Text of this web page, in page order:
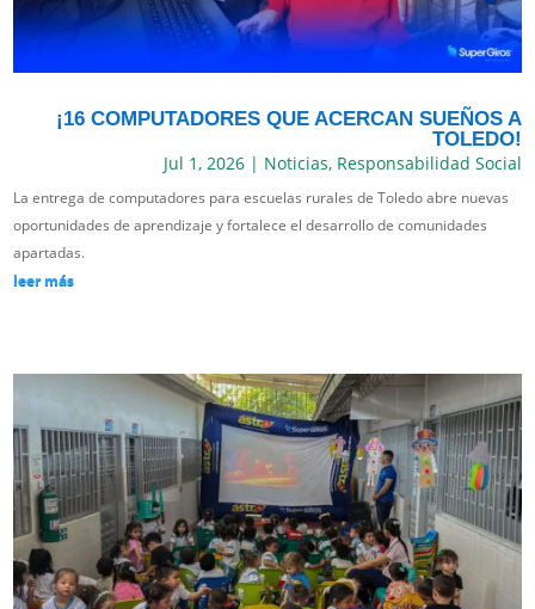
¡16 COMPUTADORES QUE ACERCAN SUEÑOS A
TOLEDO!
Jul 1, 2026| Noticias, Responsabilidad Social
La entrega de computadores para escuelas rurales de Toledo abre nuevas
oportunidades de aprendizaje y fortalece el desarrollo de comunidades
apartadas.
leer más